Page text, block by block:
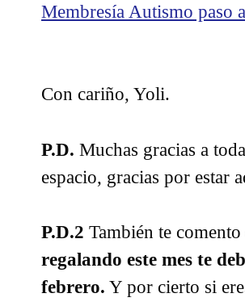
Membresía Autismo paso
Con cariño, Yoli.
P.D. Muchas gracias a
espacio, gracias por estar
P.D.2 También te
regalando este mes te
febrero. Y por cierto si